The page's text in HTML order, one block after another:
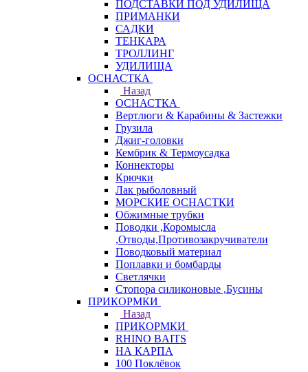
ПОДСТАВКИ ПОД УДИЛИЩА
ПРИМАНКИ
САДКИ
ТЕНКАРА
ТРОЛЛИНГ
УДИЛИЩА
ОСНАСТКА
Назад
ОСНАСТКА
Вертлюги & Карабины & Застежки
Грузила
Джиг-головки
Кембрик & Термоусадка
Коннекторы
Крючки
Лак рыболовный
МОРСКИЕ ОСНАСТКИ
Обжимные трубки
Поводки ,Коромысла
,Отводы,Противозакручиватели
Поводковый материал
Поплавки и бомбарды
Светлячки
Стопора силиконовые ,Бусины
ПРИКОРМКИ
Назад
ПРИКОРМКИ
RHINO BAITS
НА КАРПА
100 Поклёвок